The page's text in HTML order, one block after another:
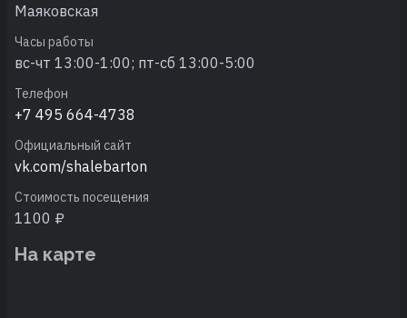
Маяковская
Часы работы
вс-чт 13:00-1:00; пт-сб 13:00-5:00
Телефон
+7 495 664-4738
Официальный сайт
vk.com/shalebarton
Стоимость посещения
1100 ₽
На карте